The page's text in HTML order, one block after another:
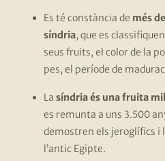
Es té constància de més
síndria, que es
seus fruits, el color de la
pes, el període de
La síndria és una fruita
es remunta a uns 3.500
demostren els jeroglífics i
l’antic Egipte.